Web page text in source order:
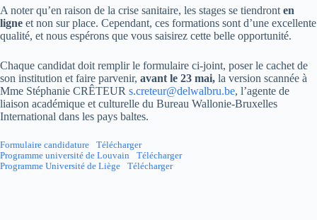
A noter qu’en raison de la crise sanitaire, les stages se tiendront en
ligne et non sur place. Cependant, ces formations sont d’une excellente
qualité, et nous espérons que vous saisirez cette belle opportunité.
Chaque candidat doit remplir le formulaire ci-joint, poser le cachet de
son institution et faire parvenir, avant le 23 mai, la version scannée à
Mme Stéphanie CRÊTEUR s.creteur@delwalbru.be, l’agente de
liaison académique et culturelle du Bureau Wallonie-Bruxelles
International dans les pays baltes.
Formulaire candidature
Télécharger
Programme université de Louvain
Télécharger
Programme Université de Liège
Télécharger